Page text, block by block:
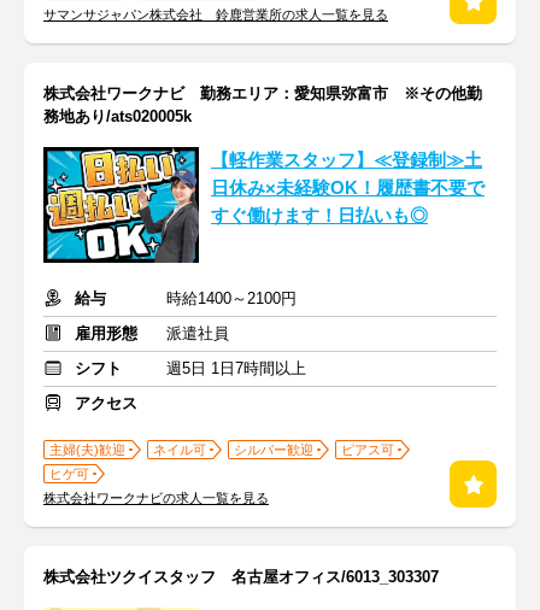
サマンサジャパン株式会社 鈴鹿営業所の求人一覧を見る
株式会社ワークナビ 勤務エリア：愛知県弥富市 ※その他勤
務地あり/ats020005k
【軽作業スタッフ】≪登録制≫土
日休み×未経験OK！履歴書不要で
すぐ働けます！日払いも◎
給与
時給1400～2100円
雇用形態
派遣社員
シフト
週5日 1日7時間以上
アクセス
主婦(夫)歓迎 ネイル可 シルバー歓迎
ピアス可
ヒゲ可
株式会社ワークナビの求人一覧を見る
株式会社ツクイスタッフ 名古屋オフィス/6013_303307